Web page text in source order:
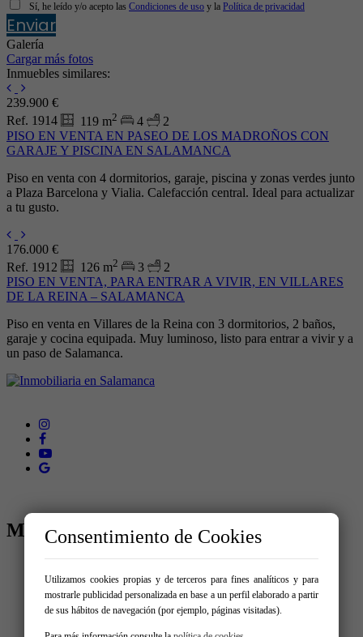
Sí, he leído y/o acepto las Condiciones de uso y la Política de privacidad
Enviar
Galería
Cargar más fotos
Inmuebles similares:
239.900 €
Ref. 1914
119 m2 4
2
PISO EN VENTA EN PASEO DE LOS MADROÑOS CON
GARAJE Y PISCINA EN SALAMANCA
Piso en venta con 4 dormitorios, garaje, piscina y zonas verdes junto
a Plaza Barcelona y Vialia. Calefacción central. Ideal para actualizar
a tu gusto.
176.000 €
Ref. 1912
126 m2 3
2
PISO EN VENTA, PARA ENTRAR A VIVIR, EN VILLARES
DE LA REINA – SALAMANCA
Piso en venta en Villares de la Reina con 3 dormitorios, 2 baños,
garaje y cocina equipada. Muy luminoso, listo para entrar a vivir y a
un paso de Salamanca.
MENÚ
Comprar
Alquilar
Vende tu inmueble
Consentimiento de Cookies
Utilizamos cookies propias y de terceros para fines analíticos y para
mostrarle publicidad personalizada en base a un perfil elaborado a partir
de sus hábitos de navegación (por ejemplo, páginas visitadas).